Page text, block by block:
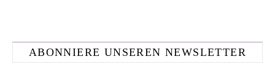
ABONNIERE UNSEREN NEWSLETTER